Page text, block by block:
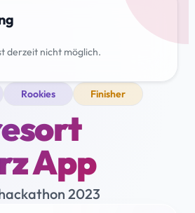
derzeit nicht möglich.
Rookies Finisher
App
2023